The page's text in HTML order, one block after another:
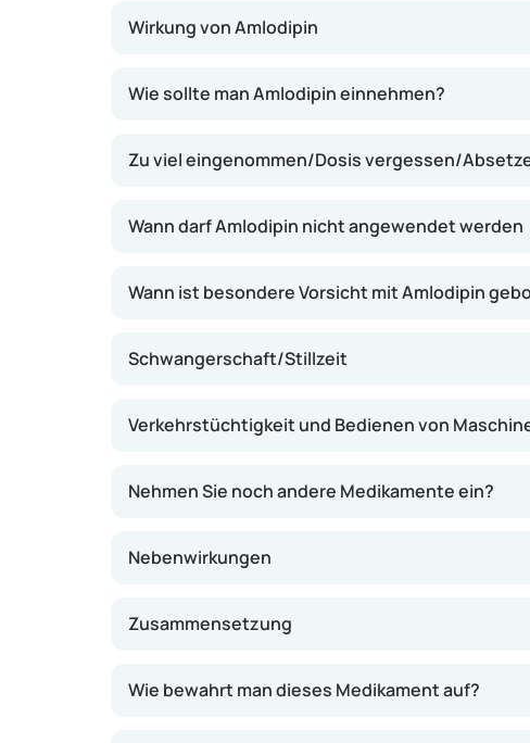
Wirkung von Amlodipin
Calcium in den Gefäßwänden blockiert. Dadurch
Herzens verbessern kann. Dies kann
Wie sollte man Amlodipin einnehmen?
Zu viel eingenommen/Dosis vergessen/
Wann darf Amlodipin nicht angewendet werden
Wann ist besondere Vorsicht mit Amlodipin
Schwangerschaft/Stillzeit
Verkehrstüchtigkeit und Bedienen von
Nehmen Sie noch andere Medikamente ein?
Nebenwirkungen
Zusammensetzung
Wie bewahrt man dieses Medikament auf?